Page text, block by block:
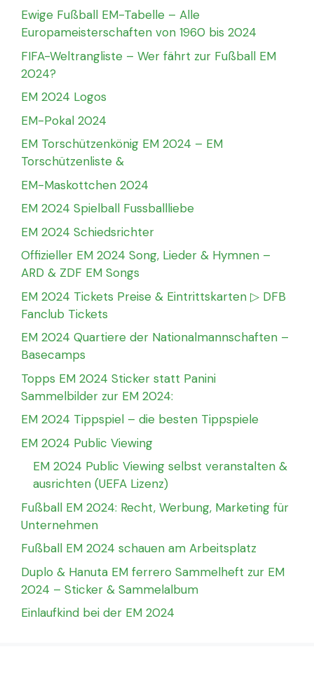
Ewige Fußball EM-Tabelle – Alle
Europameisterschaften von 1960 bis 2024
FIFA-Weltrangliste – Wer fährt zur Fußball EM
2024?
EM 2024 Logos
EM-Pokal 2024
EM Torschützenkönig EM 2024 – EM
Torschützenliste &
EM-Maskottchen 2024
EM 2024 Spielball Fussballliebe
EM 2024 Schiedsrichter
Offizieller EM 2024 Song, Lieder & Hymnen –
ARD & ZDF EM Songs
EM 2024 Tickets Preise & Eintrittskarten ▷ DFB
Fanclub Tickets
EM 2024 Quartiere der Nationalmannschaften –
Basecamps
Topps EM 2024 Sticker statt Panini
Sammelbilder zur EM 2024:
EM 2024 Tippspiel – die besten Tippspiele
EM 2024 Public Viewing
EM 2024 Public Viewing selbst veranstalten &
ausrichten (UEFA Lizenz)
Fußball EM 2024: Recht, Werbung, Marketing für
Unternehmen
Fußball EM 2024 schauen am Arbeitsplatz
Duplo & Hanuta EM ferrero Sammelheft zur EM
2024 – Sticker & Sammelalbum
Einlaufkind bei der EM 2024